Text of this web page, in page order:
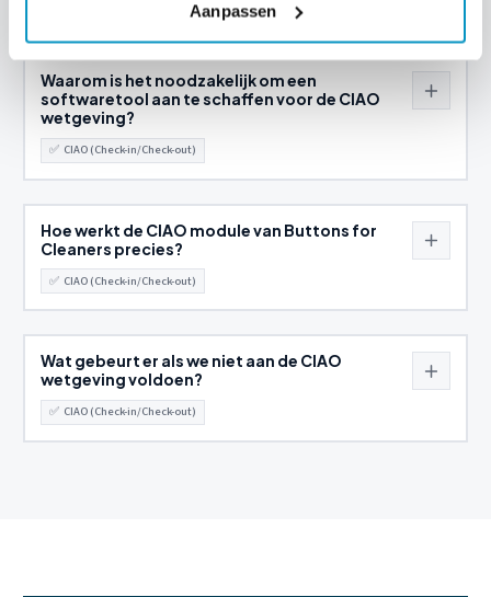
Aanpassen
Waarom is het noodzakelijk om een
softwaretool aan te schaffen voor de CIAO
wetgeving?
✅ CIAO (Check-in/Check-out)
Hoe werkt de CIAO module van Buttons for
Cleaners precies?
✅ CIAO (Check-in/Check-out)
Wat gebeurt er als we niet aan de CIAO
wetgeving voldoen?
✅ CIAO (Check-in/Check-out)